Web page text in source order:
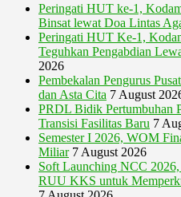
Peringati HUT ke-1,
Binsat lewat Doa Lintas
Peringati HUT Ke-1,
Teguhkan Pengabdian
2026
Pembekalan Pengurus
dan Asta Cita 7 August
PRDL Bidik Pertumbuhan
Transisi Fasilitas Baru 7
Semester I 2026, WOM
Miliar 7 August 2026
Soft Launching NCC
RUU KKS untuk